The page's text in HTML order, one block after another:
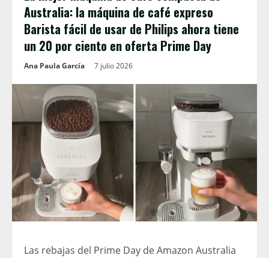
Australia: la máquina de café expreso
Barista fácil de usar de Philips ahora tiene
un 20 por ciento en oferta Prime Day
Ana Paula García 7 julio 2026
Las rebajas del Prime Day de Amazon Australia